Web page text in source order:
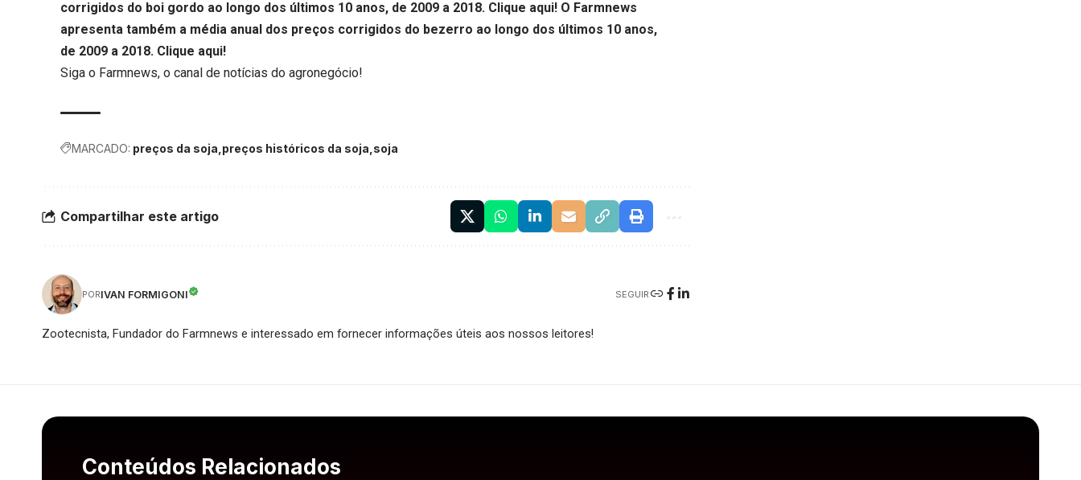
corrigidos do boi gordo ao longo dos últimos 10 anos, de 2009 a 2018. Clique aqui! O Farmnews
apresenta também a média anual dos preços corrigidos do bezerro ao longo dos últimos 10 anos,
de 2009 a 2018. Clique aqui!
Siga o Farmnews, o canal de notícias do agronegócio!
MARCADO: preços da soja preços históricos da soja soja
Compartilhar este artigo
PORIVAN FORMIGONI SEGUIR
Zootecnista, Fundador do Farmnews e interessado em fornecer informações úteis aos nossos leitores!
Conteúdos Relacionados